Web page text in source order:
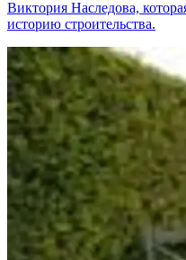
Виктория Наследова,
историю строительства.